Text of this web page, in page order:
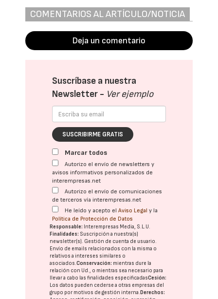
COMENTARIOS AL ARTÍCULO/NOTICIA
Deja un comentario
Suscríbase a nuestra
Newsletter - Ver ejemplo
SUSCRIBIRME GRATIS
Marcar todos
Autorizo el envío de newsletters y
avisos informativos personalizados de
interempresas.net
Autorizo el envío de comunicaciones
de terceros vía interempresas.net
He leído y acepto elAviso Legal y la
Política de Protección de Datos
Responsable: Interempresas Media, S.L.U.
Finalidades: Suscripción a nuestra(s)
newsletter(s). Gestión de cuenta de usuario.
Envío de emails relacionados con la misma o
relativos a intereses similares o
asociados.Conservación: mientras dure la
relación con Ud., o mientras sea necesario para
llevar a cabo las finalidades especificadasCesión:
Los datos pueden cederse a otras empresas del
grupo por motivos de gestión interna. Derechos: